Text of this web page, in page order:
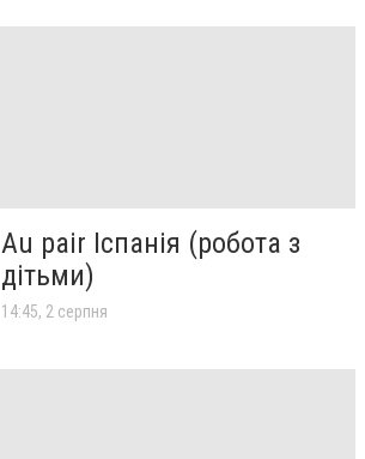
Au pair Іспанія (робота з
дітьми)
14:45, 2 серпня